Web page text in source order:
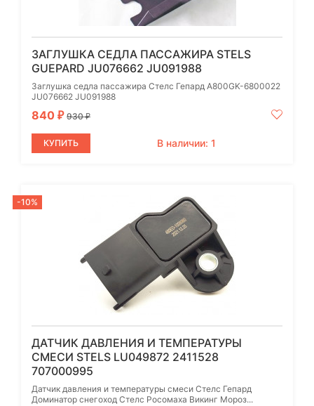
ЗАГЛУШКА СЕДЛА ПАССАЖИРА STELS
GUEPARD JU076662 JU091988
Заглушка седла пассажира Стелс Гепард А800GK-6800022
JU076662 JU091988
840 ₽ 930₽
КУПИТЬ В наличии: 1
-10%
ДАТЧИК ДАВЛЕНИЯ И ТЕМПЕРАТУРЫ
СМЕСИ STELS LU049872 2411528
707000995
Датчик давления и температуры смеси Стелс Гепард
Доминатор снегоход Стелс Росомаха Викинг Мороз...